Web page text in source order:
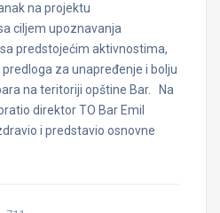
na projektu
sa ciljem upoznavanja
predstojećim aktivnostima,
za unapređenje i bolju
na teritoriji opštine Bar. Na
direktor TO Bar Emil
i predstavio osnovne